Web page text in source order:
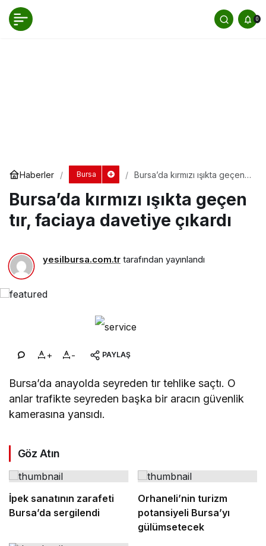
0
Haberler Bursa
Bursa’da kırmızı ışıkta geçen
Bursa’da kırmızı ışıkta geçen
tır, faciaya davetiye çıkardı
yesilbursa.com.tr tarafından yayınlandı
+ - PAYLAŞ
Bursa’da anayolda seyreden tır tehlike saçtı. O
anlar trafikte seyreden başka bir aracın güvenlik
kamerasına yansıdı.
Göz Atın
İpek sanatının zarafeti
Bursa’da sergilendi
Orhaneli’nin turizm
potansiyeli Bursa’yı
gülümsetecek
Bursa’da kırmızı ışıkta geçen tır, faciaya